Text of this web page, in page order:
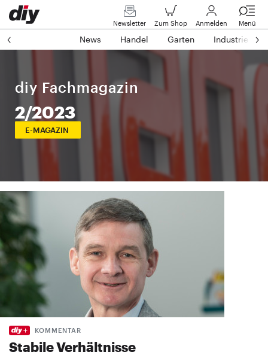
Newsletter Zum Shop Anmelden Menü
News Handel Garten Industrie
diy Fachmagazin
2/2023
E-MAGAZIN
KOMMENTAR
Stabile Verhältnisse